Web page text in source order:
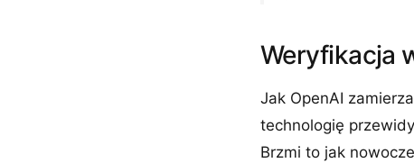
Weryfikacja
Jak OpenAI
technologię
Brzmi to jak